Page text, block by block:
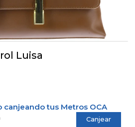
Luisa
canjeando tus Metros OCA
Canjear